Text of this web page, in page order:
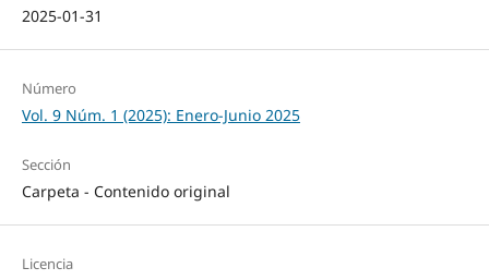
2025-01-31
Número
Vol. 9 Núm. 1 (2025): Enero-Junio 2025
Sección
Carpeta - Contenido original
Licencia